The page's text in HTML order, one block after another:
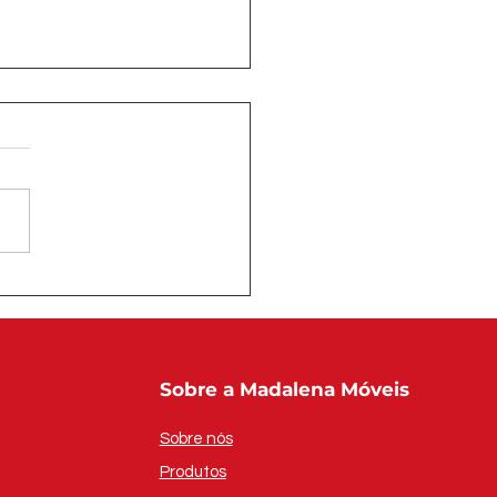
Sobre a Madalena Móveis
Sobre nós
Produtos